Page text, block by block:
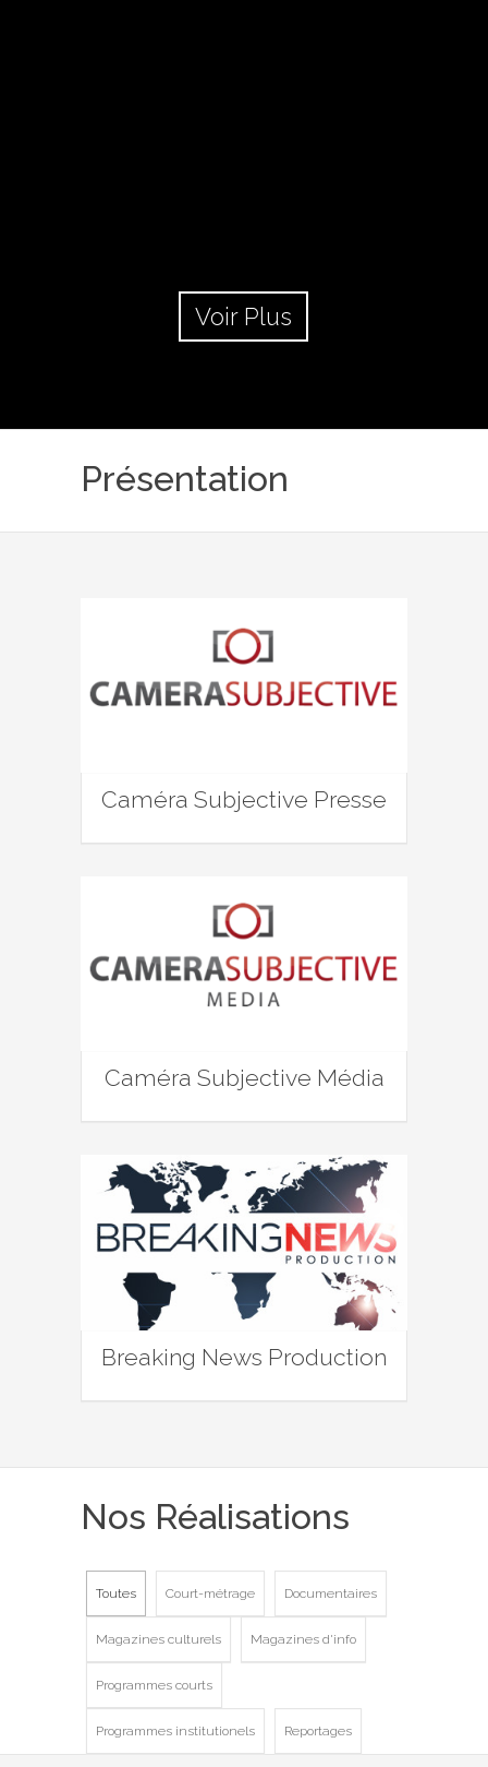
Voir Plus
Présentation
Caméra Subjective Presse
Caméra Subjective Média
Breaking News Production
Nos Réalisations
Toutes Court-métrage Documentaires
Magazines culturels Magazines d'info
Programmes courts
Programmes institutionels Reportages